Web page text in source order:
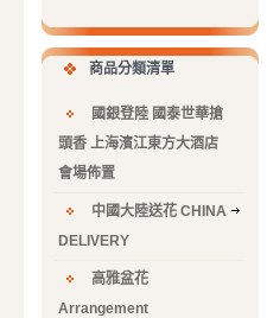
商品分類清單
國銀登陸 國泰世華搶
頭香 上海濱江東方大酒店
會場佈置
中國大陸送花 CHINA
DELIVERY
高雅盆花
Arrangement